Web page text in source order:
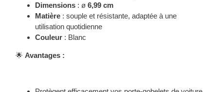
Dimensions : ø 6,99 cm
Matière : souple et résistante, adaptée à une
utilisation quotidienne
Couleur : Blanc
🌟 Avantages :